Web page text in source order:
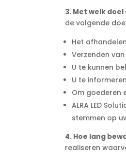
3. Met welk
de volgende
Het
Verzenden
U te kunnen
U te
Om goederen
ALRA LED
stemmen op
4. Hoe lang
realiseren